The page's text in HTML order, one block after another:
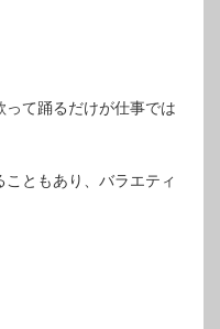
て踊るだけが仕事では
ともあり、バラエティ